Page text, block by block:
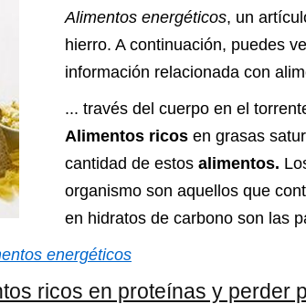
Alimentos energéticos, un
hierro. A continuación, puedes
información relacionada con
... través del cuerpo en el
Alimentos ricos en grasas
cantidad de estos alimentos.
organismo son aquellos que
en hidratos de carbono son las
energéticos
ricos en proteínas y perder